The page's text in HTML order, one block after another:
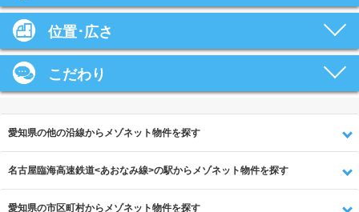
位置･広さ
こだわり
愛知県の他の沿線からメゾネット物件を探す
名古屋臨海高速鉄道<あおなみ線>の駅からメゾネット物件を探す
愛知県の市区町村からメゾネット物件を探す